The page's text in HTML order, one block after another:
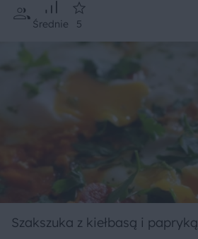
Średnie 5
Szakszuka z kiełbasą i papryką